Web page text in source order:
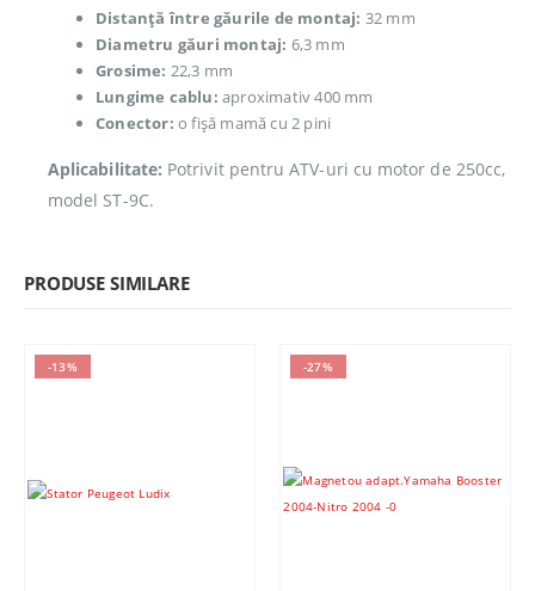
Distanță între găurile de montaj: 32 mm
Diametru găuri montaj: 6,3 mm
Grosime: 22,3 mm
Lungime cablu: aproximativ 400 mm
Conector: o fișă mamă cu 2 pini
Aplicabilitate: Potrivit pentru ATV-uri cu motor de 250cc,
model ST-9C.
PRODUSE SIMILARE
-13% -27%